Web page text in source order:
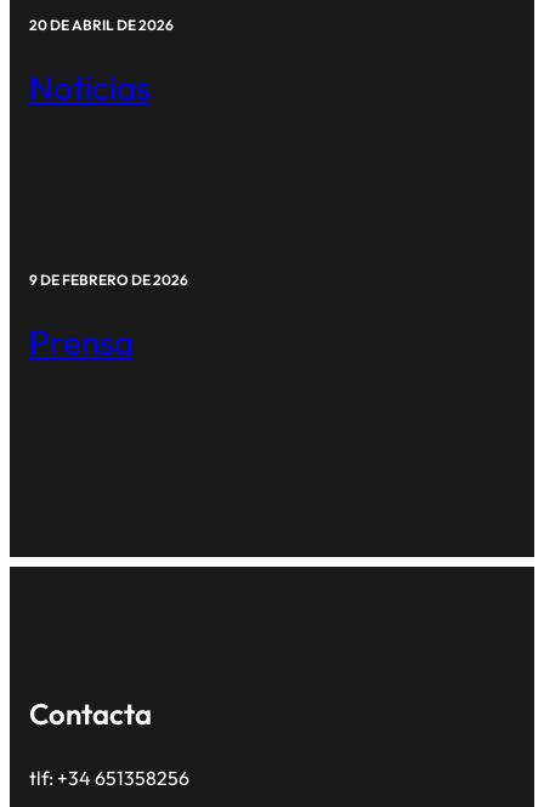
20 DE ABRIL DE 2026
Noticias
9 DE FEBRERO DE 2026
Prensa
Contacta
tlf: +34 651358256